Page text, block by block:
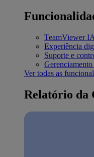
TeamViewer IA
Experiência
Suporte e
Ver todas as
Relatório da